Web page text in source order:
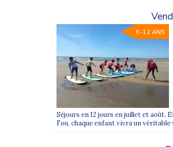
Encadrement continupar les
Regroupement possible dans
Fin du trajet enautocar de
Comment se
1) Départs depuis Paris
et la
6-12 ANS
Séjours en 12 jours en juillet et août.
Fou, chaque enfant vivra un